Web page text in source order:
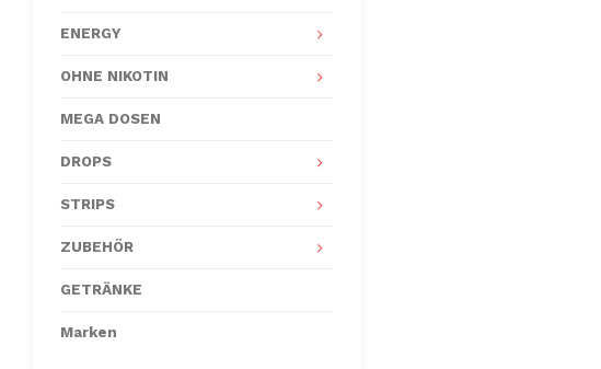
ENERGY
OHNE NIKOTIN
MEGA DOSEN
DROPS
STRIPS
ZUBEHÖR
GETRÄNKE
Marken